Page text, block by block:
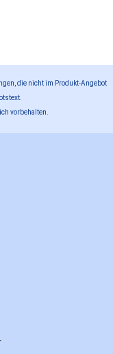
die nicht im Produkt-Angebot
vorbehalten.